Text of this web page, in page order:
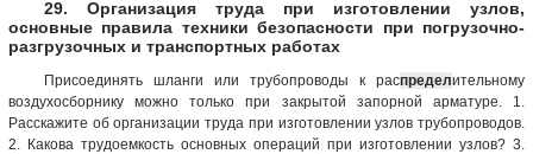
29. Организация труда при изготовлении узлов,
основные правила техники безопасности при погрузочно-
разгрузочных и транспортных работах
Присоединять шланги или трубопроводы к распределительному
воздухосборнику можно только при закрытой запорной арматуре. 1.
Расскажите об организации труда при изготовлении узлов трубопроводов.
2. Какова трудоемкость основных операций при изготовлении узлов? 3.